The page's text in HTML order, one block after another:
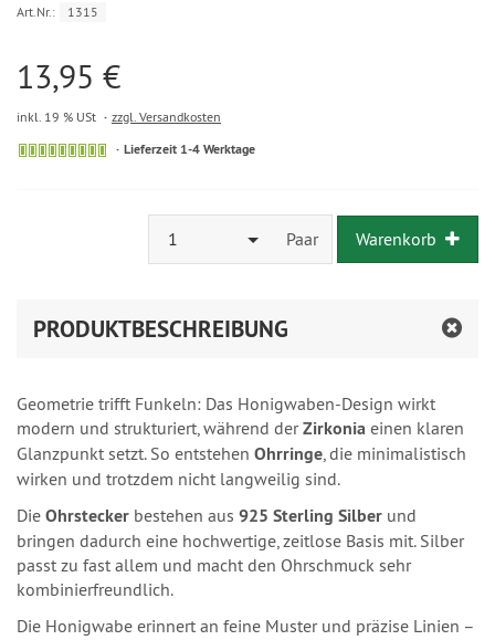
Art.Nr.: 1315
13,95 €
inkl. 19 % USt zzgl. Versandkosten
Lieferzeit 1-4 Werktage
1 Paar Warenkorb
PRODUKTBESCHREIBUNG
Geometrie trifft Funkeln: Das Honigwaben‑Design wirkt
modern und strukturiert, während derZirkonia einen klaren
Glanzpunkt setzt. So entstehen Ohrringe, die minimalistisch
wirken und trotzdem nicht langweilig sind.
Die Ohrstecker bestehen aus 925 Sterling Silber und
bringen dadurch eine hochwertige, zeitlose Basis mit. Silber
passt zu fast allem und macht den Ohrschmuck sehr
kombinierfreundlich.
Die Honigwabe erinnert an feine Muster und präzise Linien –